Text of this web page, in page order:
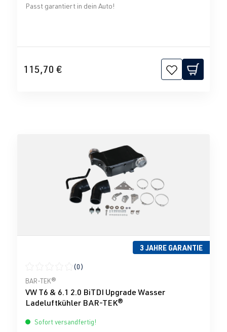
Passt garantiert in dein Auto!
115,70 €
3 JAHRE GARANTIE
Durchschnittliche Bewertung von 0 von 5 Sternen
(0)
BAR-TEK®
VW T6 & 6.1 2.0 BiTDI Upgrade Wasser
Ladeluftkühler BAR-TEK®
Sofort versandfertig!